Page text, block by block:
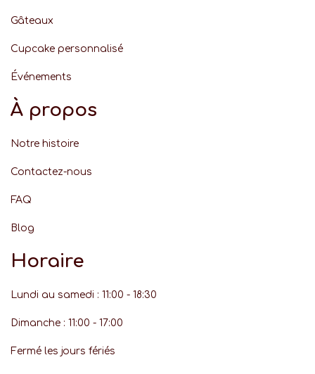
Gâteaux
Cupcake personnalisé
Événements
À propos
Notre histoire
Contactez-nous
FAQ
Blog
Horaire
Lundi au samedi : 11:00 - 18:30
Dimanche : 11:00 - 17:00
Fermé les jours fériés